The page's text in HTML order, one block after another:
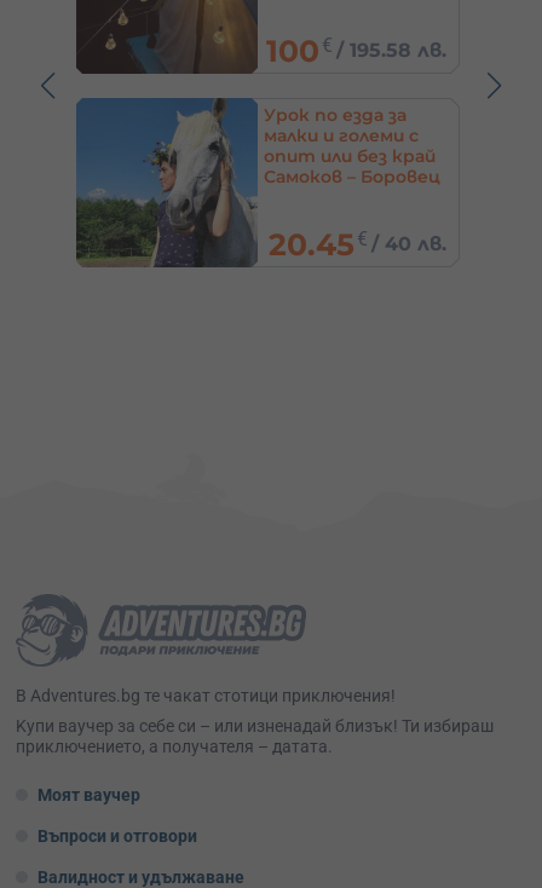
100 € / 195.58 лв.
Урок по езда за
малки и големи с
опит или без край
Самоков – Боровец
20.45 € / 40 лв.
В Adventures.bg те чакат стотици приключения!
Kупи ваучер за себе си – или изненадай близък! Ти избираш
приключението, а получателя – датата.
Моят ваучер
Въпроси и отговори
Валидност и удължаване